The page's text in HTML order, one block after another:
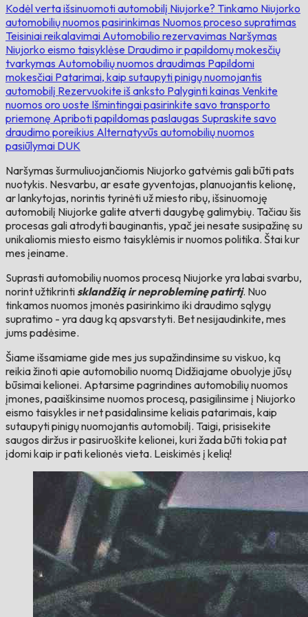
Kodėl verta išsinuomoti automobilį Niujorke? Tinkamo Niujorko
automobilių nuomos pasirinkimas Nuomos proceso supratimas
Teisiniai reikalavimai Automobilio rezervavimas Naršymas
Niujorko eismo taisyklėse Draudimo ir papildomų mokesčių
tvarkymas Automobilių nuomos draudimas Papildomi
mokesčiai Patarimai, kaip sutaupyti pinigų nuomojantis
automobilį Rezervuokite iš anksto Palyginti kainas Venkite
nuomos oro uoste Išmintingai pasirinkite savo transporto
priemonę Apriboti papildomas paslaugas Supraskite savo
draudimo poreikius Alternatyvūs automobilių nuomos
pasiūlymai DUK
Naršymas šurmuliuojančiomis Niujorko gatvėmis gali būti pats
nuotykis. Nesvarbu, ar esate gyventojas, planuojantis kelionę,
ar lankytojas, norintis tyrinėti už miesto ribų, išsinuomoję
automobilį Niujorke galite atverti daugybę galimybių. Tačiau šis
procesas gali atrodyti bauginantis, ypač jei nesate susipažinę su
unikaliomis miesto eismo taisyklėmis ir nuomos politika. Štai kur
mes įeiname.
Suprasti automobilių nuomos procesą Niujorke yra labai svarbu,
norint užtikrintisklandžią ir neprobleminę patirtį. Nuo
tinkamos nuomos įmonės pasirinkimo iki draudimo sąlygų
supratimo - yra daug ką apsvarstyti. Bet nesijaudinkite, mes
jums padėsime.
Šiame išsamiame gide mes jus supažindinsime su viskuo, ką
reikia žinoti apie automobilio nuomą Didžiajame obuolyje jūsų
būsimai kelionei. Aptarsime pagrindines automobilių nuomos
įmones, paaiškinsime nuomos procesą, pasigilinsime į Niujorko
eismo taisykles ir net pasidalinsime keliais patarimais, kaip
sutaupyti pinigų nuomojantis automobilį. Taigi, prisisekite
saugos diržus ir pasiruoškite kelionei, kuri žada būti tokia pat
įdomi kaip ir pati kelionės vieta. Leiskimės į kelią!